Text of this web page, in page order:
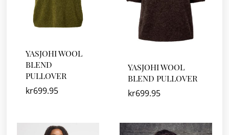
YASJOHI WOOL
BLEND
PULLOVER
kr699.95
YASJOHI WOOL
BLEND PULLOVER
kr699.95